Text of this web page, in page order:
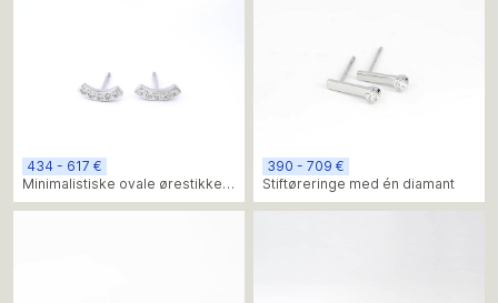
434 - 617 €
Minimalistiske ovale ørestikker
med diamanter
390 - 709 €
Stiftøreringe med én diamant